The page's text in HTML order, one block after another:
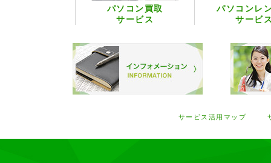
パソコン買取
サービス
パソコンレ
サービ
サービス活用マップ